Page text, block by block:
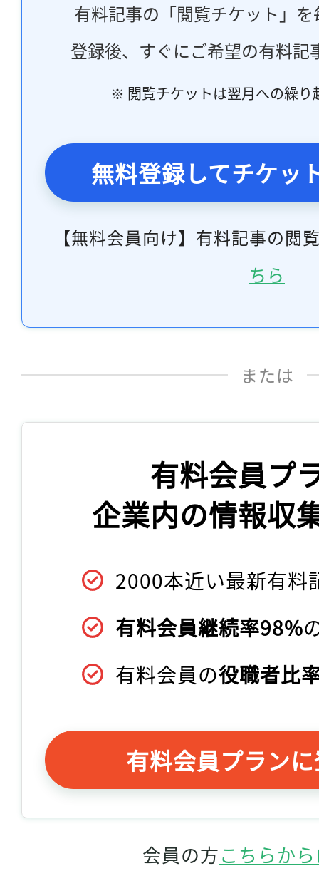
有料記事の「閲覧チケット」
登録後、すぐにご希望の有料記
※ 閲覧チケットは翌月への繰り
無料登録してチケッ
【無料会員向け】有料記事の閲
ちら
または
有料会員プ
企業内の情報収
2000本近い最新有料
有料会員継続率98%
有料会員の役職者比
有料会員プラン
会員の方こちらか